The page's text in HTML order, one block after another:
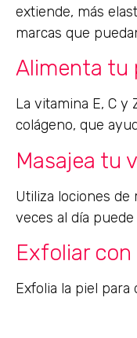
extiende, más
marcas que
Alimenta tu
La vitamina E, C
colágeno, que
Masajea tu
Utiliza lociones de
veces al día
Exfoliar con
Exfolia la piel para